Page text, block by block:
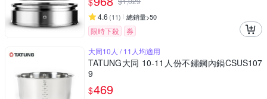
4.6 (11) 總銷量>50
限時下殺
券
大同10人 / 11人均適用
TATUNG大同 10-11人份不鏽鋼內鍋CSUS107
9
$469